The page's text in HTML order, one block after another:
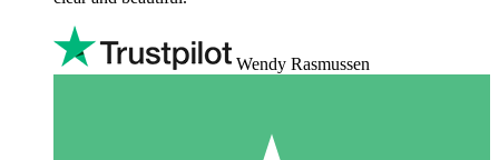
Wendy Rasmussen